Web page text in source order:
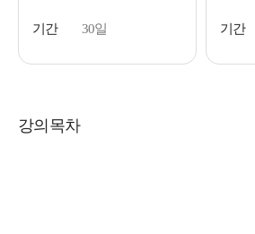
기간 30일 기간
강의목차